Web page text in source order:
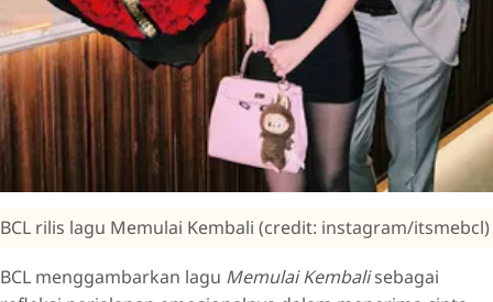
BCL rilis lagu Memulai Kembali (credit: instagram/itsmebcl)
BCL menggambarkan lagu Memulai Kembalisebagai